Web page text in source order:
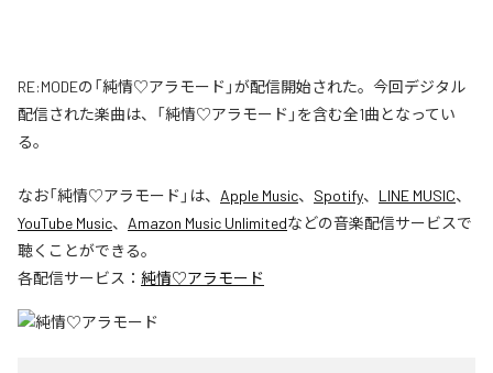
RE:MODEの「純情♡アラモード」が配信開始された。今回デジタル
配信された楽曲は、「純情♡アラモード」を含む全1曲となってい
る。
なお「純情♡アラモード 」は、 Apple Music、 Spotify、 LINE MUSIC、
YouTube Music、 Amazon Music Unlimitedなどの音楽配信サービスで
聴くことができる。
各配信サービス： 純情♡アラモード